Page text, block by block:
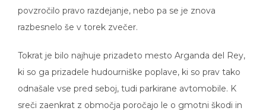
povzročilo pravo razdejanje, nebo pa se je znova
razbesnelo še v torek zvečer.
Tokrat je bilo najhuje prizadeto mesto Arganda del Rey,
ki so ga prizadele hudourniške poplave, ki so prav tako
odnašale vse pred seboj, tudi parkirane avtomobile. K
sreči zaenkrat z območja poročajo le o gmotni škodi in